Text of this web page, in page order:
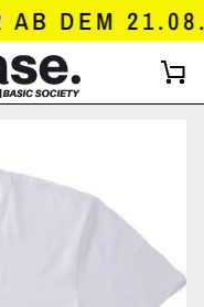
DEM 21.08.